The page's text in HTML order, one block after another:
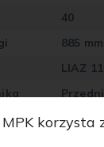
40
885 mm
LIAZ
korzysta